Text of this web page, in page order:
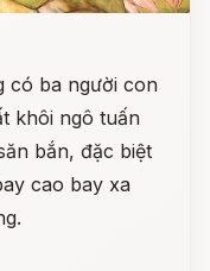
có ba người con
khôi ngô tuấn
bắn, đặc biệt
cao bay xa